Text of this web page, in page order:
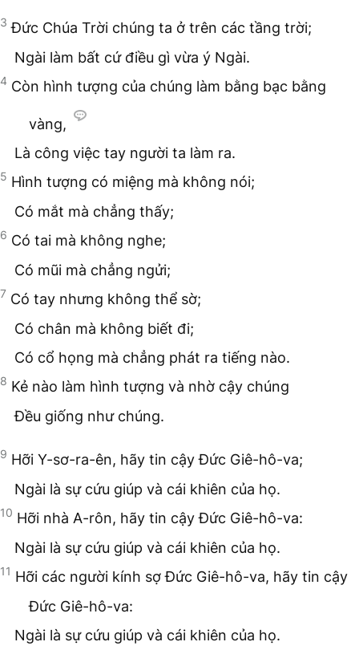
3 Đức Chúa Trời chúng ta ở trên các tầng trời;
Ngài làm bất cứ điều gì vừa ý Ngài.
4 Còn hình tượng của chúng làm bằng bạc bằng
vàng,
Là công việc tay người ta làm ra.
5 Hình tượng có miệng mà không nói;
Có mắt mà chẳng thấy;
6 Có tai mà không nghe;
Có mũi mà chẳng ngửi;
7 Có tay nhưng không thể sờ;
Có chân mà không biết đi;
Có cổ họng mà chẳng phát ra tiếng nào.
8 Kẻ nào làm hình tượng và nhờ cậy chúng
Đều giống như chúng.
9 Hỡi Y-sơ-ra-ên, hãy tin cậy Đức Giê-hô-va;
Ngài là sự cứu giúp và cái khiên của họ.
10 Hỡi nhà A-rôn, hãy tin cậy Đức Giê-hô-va:
Ngài là sự cứu giúp và cái khiên của họ.
11 Hỡi các người kính sợ Đức Giê-hô-va, hãy tin cậy
Đức Giê-hô-va:
Ngài là sự cứu giúp và cái khiên của họ.